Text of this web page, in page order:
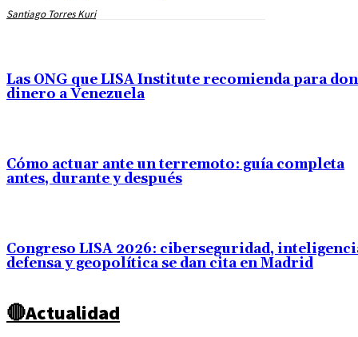
Santiago Torres Kuri
Las ONG que LISA Institute recomienda para
dinero a Venezuela
Cómo actuar ante un terremoto: guía completa
antes, durante y después
Congreso LISA 2026: ciberseguridad,
defensa y geopolítica se dan cita en Madrid
🔴Actualidad